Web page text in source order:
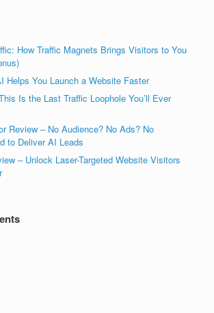
How Traffic Magnets Brings Visitors to You
Helps You Launch a Website Faster
Is the Last Traffic Loophole You’ll Ever
Review – No Audience? No Ads? No
to Deliver AI Leads
– Unlock Laser-Targeted Website Visitors